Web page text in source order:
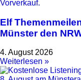
Elf
Münster den
4. August 2026
Weiterlesen »